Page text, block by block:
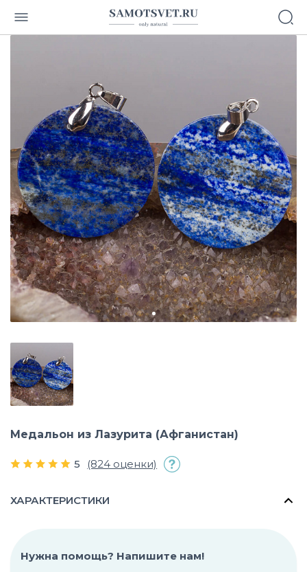
Медальон из Лазурита (Афганистан)
5 (824 оценки)
ХАРАКТЕРИСТИКИ
Нужна помощь? Напишите нам!